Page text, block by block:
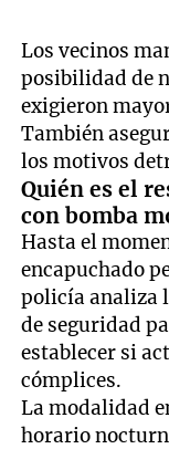
Los vecinos
posibilidad de
exigieron
También
los motivos
Quién es el
con bomba
Hasta el
encapuchado
policía analiza
de seguridad
establecer si
cómplices.
La modalidad
horario